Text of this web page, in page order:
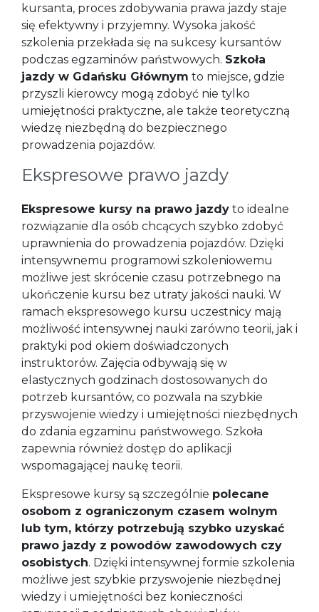
kursanta, proces zdobywania prawa jazdy staje
się efektywny i przyjemny. Wysoka jakość
szkolenia przekłada się na sukcesy kursantów
podczas egzaminów państwowych. Szkoła
jazdy w Gdańsku Głównym to miejsce, gdzie
przyszli kierowcy mogą zdobyć nie tylko
umiejętności praktyczne, ale także teoretyczną
wiedzę niezbędną do bezpiecznego
prowadzenia pojazdów.
Ekspresowe prawo jazdy
Ekspresowe kursy na prawo jazdy to idealne
rozwiązanie dla osób chcących szybko zdobyć
uprawnienia do prowadzenia pojazdów. Dzięki
intensywnemu programowi szkoleniowemu
możliwe jest skrócenie czasu potrzebnego na
ukończenie kursu bez utraty jakości nauki. W
ramach ekspresowego kursu uczestnicy mają
możliwość intensywnej nauki zarówno teorii, jak i
praktyki pod okiem doświadczonych
instruktorów. Zajęcia odbywają się w
elastycznych godzinach dostosowanych do
potrzeb kursantów, co pozwala na szybkie
przyswojenie wiedzy i umiejętności niezbędnych
do zdania egzaminu państwowego. Szkoła
zapewnia również dostęp do aplikacji
wspomagającej naukę teorii.
Ekspresowe kursy są szczególnie polecane
osobom z ograniczonym czasem wolnym
lub tym, którzy potrzebują szybko uzyskać
prawo jazdy z powodów zawodowych czy
osobistych. Dzięki intensywnej formie szkolenia
możliwe jest szybkie przyswojenie niezbędnej
wiedzy i umiejętności bez konieczności